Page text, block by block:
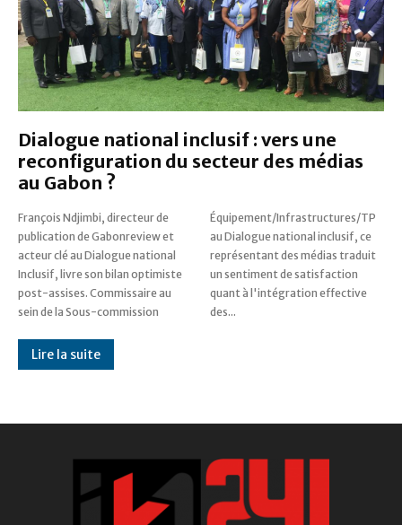
Dialogue national inclusif : vers une
reconfiguration du secteur des médias
au Gabon ?
François Ndjimbi, directeur de
publication de Gabonreview et
acteur clé au Dialogue national
Inclusif, livre son bilan optimiste
post-assises. Commissaire au
sein de la Sous-commission
Équipement/Infrastructures/TP
au Dialogue national inclusif, ce
représentant des médias traduit
un sentiment de satisfaction
quant à l'intégration effective
des...
Lire la suite